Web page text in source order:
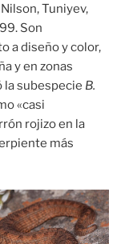
Nilson, Tuniyev,
Son
a diseño y color,
y en zonas
la subespecie B.
«casi
rojizo en la
más